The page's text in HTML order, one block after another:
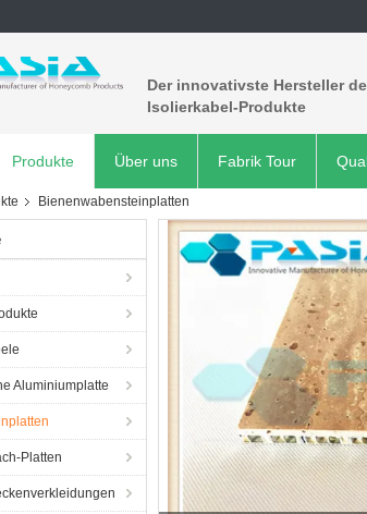
Der innovativste Hersteller
Isolierkabel-Produkte
Produkte Über uns Fabrik Tour
Bienenwabensteinplatten
Aluminiumplatte
Platten